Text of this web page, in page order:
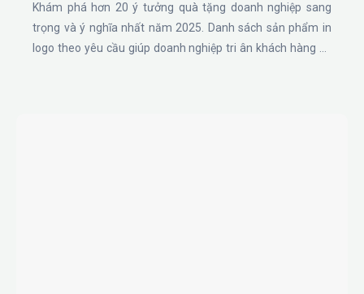
Khám phá hơn 20 ý tưởng quà tặng doanh nghiệp sang
trọng và ý nghĩa nhất năm 2025. Danh sách sản phẩm in
logo theo yêu cầu giúp doanh nghiệp tri ân khách hàng và